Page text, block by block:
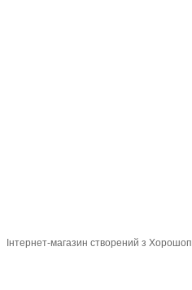
Інтернет-магазин створений з Хорошоп